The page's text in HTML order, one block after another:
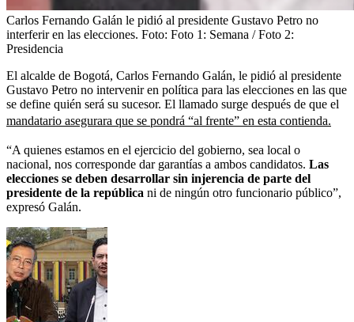
Carlos Fernando Galán le pidió al presidente Gustavo Petro no
interferir en las elecciones. Foto: Foto 1: Semana / Foto 2:
Presidencia
El alcalde de Bogotá, Carlos Fernando Galán, le pidió al presidente
Gustavo Petro no intervenir en política para las elecciones en las que
se define quién será su sucesor. El llamado surge después de que el
mandatario asegurara que se pondrá “al frente” en esta contienda.
“A quienes estamos en el ejercicio del gobierno, sea local o
nacional, nos corresponde dar garantías a ambos candidatos. Las
elecciones se deben desarrollar sin injerencia de parte del
presidente de la república ni de ningún otro funcionario público”,
expresó Galán.